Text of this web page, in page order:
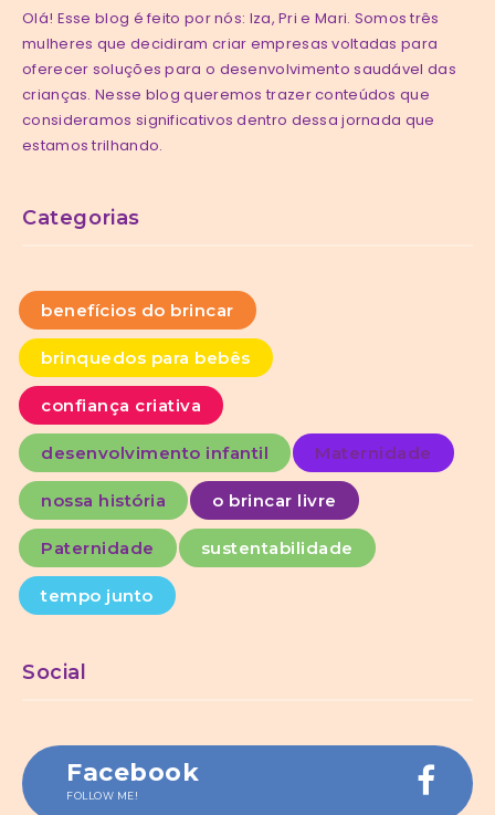
Olá! Esse blog é feito por nós: Iza, Pri e Mari. Somos três
mulheres que decidiram criar empresas voltadas para
oferecer soluções para o desenvolvimento saudável das
crianças. Nesse blog queremos trazer conteúdos que
consideramos significativos dentro dessa jornada que
estamos trilhando.
Categorias
benefícios do brincar
brinquedos para bebês
confiança criativa
desenvolvimento infantil Maternidade
nossa história o brincar livre
Paternidade sustentabilidade
tempo junto
Social
Facebook
FOLLOW ME!